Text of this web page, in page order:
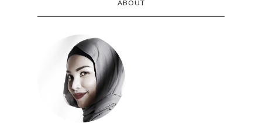
ABOUT